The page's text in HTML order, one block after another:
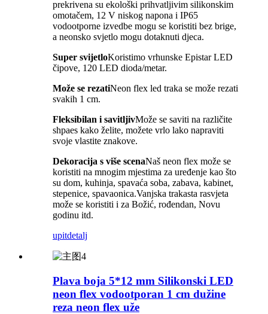
prekrivena su ekološki prihvatljivim silikonskim
omotačem, 12 V niskog napona i IP65
vodootporne izvedbe mogu se koristiti bez brige,
a neonsko svjetlo mogu dotaknuti djeca.
Super svijetloKoristimo vrhunske Epistar LED
čipove, 120 LED dioda/metar.
Može se rezatiNeon flex led traka se može rezati
svakih 1 cm.
Fleksibilan i savitljivMože se saviti na različite
shpaes kako želite, možete vrlo lako napraviti
svoje vlastite znakove.
Dekoracija s više scenaNaš neon flex može se
koristiti na mnogim mjestima za uređenje kao što
su dom, kuhinja, spavaća soba, zabava, kabinet,
stepenice, spavaonica.Vanjska trakasta rasvjeta
može se koristiti i za Božić, rođendan, Novu
godinu itd.
upitdetalj
Plava boja 5*12 mm Silikonski LED
neon flex vodootporan 1 cm dužine
reza neon flex uže